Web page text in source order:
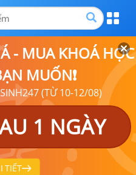
- MUA KHOÁ HỌC
MUỐN❗
(TỪ 10-12/08)
1 NGÀY
TIẾT